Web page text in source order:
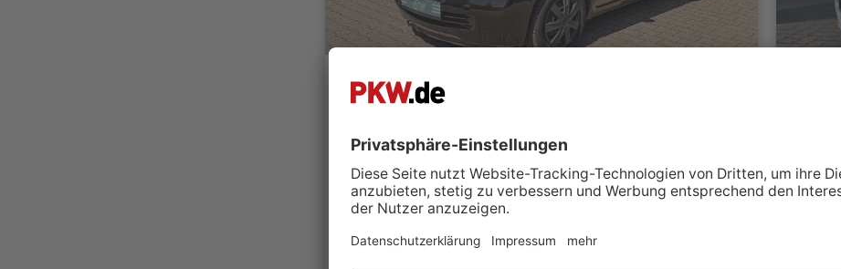
Nissan Micra 1.2 Visia.Klima.
52382 Niederzier
Händler kontaktieren